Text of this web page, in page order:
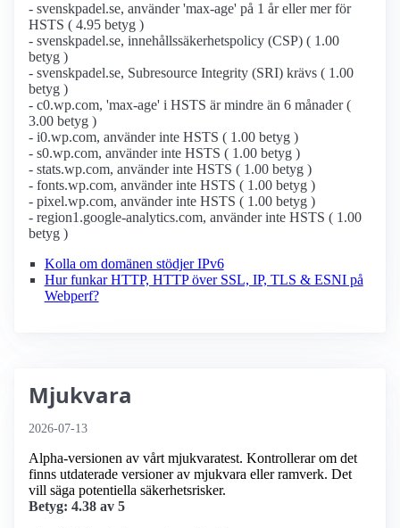
- svenskpadel.se, använder 'max-age' på 1 år eller mer för
HSTS ( 4.95 betyg )
- svenskpadel.se, innehållssäkerhetspolicy (CSP) ( 1.00
betyg )
- svenskpadel.se, Subresource Integrity (SRI) krävs ( 1.00
betyg )
- c0.wp.com, 'max-age' i HSTS är mindre än 6 månader (
3.00 betyg )
- i0.wp.com, använder inte HSTS ( 1.00 betyg )
- s0.wp.com, använder inte HSTS ( 1.00 betyg )
- stats.wp.com, använder inte HSTS ( 1.00 betyg )
- fonts.wp.com, använder inte HSTS ( 1.00 betyg )
- pixel.wp.com, använder inte HSTS ( 1.00 betyg )
- region1.google-analytics.com, använder inte HSTS ( 1.00
betyg )
Kolla om domänen stödjer IPv6
Hur funkar HTTP, HTTP över SSL, IP, TLS & ESNI på
Webperf?
Mjukvara
2026-07-13
Alpha-versionen av vårt mjukvaratest. Kontrollerar om det
finns utdaterade versioner av mjukvara eller ramverk. Det
vill säga potentiella säkerhetsrisker.
Betyg: 4.38 av 5